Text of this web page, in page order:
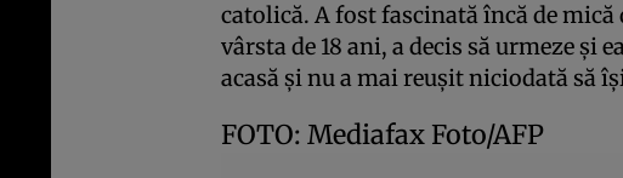
catolică. A fost fascinată încă de
vârsta de 18 ani, a decis să urmeze şi
acasă şi nu a mai reuşit niciodată să
FOTO: Mediafax Foto/AFP